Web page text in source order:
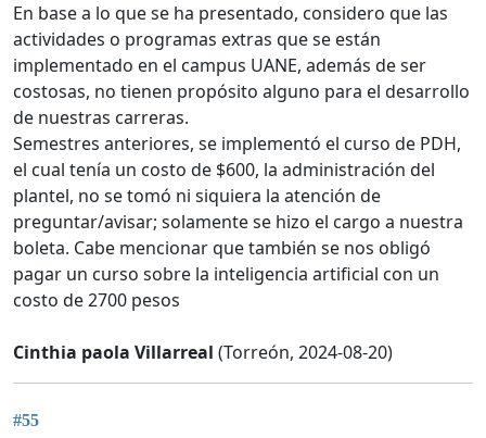
En base a lo que se ha presentado, considero que las
actividades o programas extras que se están
implementado en el campus UANE, además de ser
costosas, no tienen propósito alguno para el desarrollo
de nuestras carreras.
Semestres anteriores, se implementó el curso de PDH,
el cual tenía un costo de $600, la administración del
plantel, no se tomó ni siquiera la atención de
preguntar/avisar; solamente se hizo el cargo a nuestra
boleta. Cabe mencionar que también se nos obligó
pagar un curso sobre la inteligencia artificial con un
costo de 2700 pesos
Cinthia paola Villarreal (Torreón, 2024-08-20)
#55